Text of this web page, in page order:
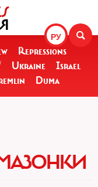
РУ
Repressions
Ukraine
Israel
Duma